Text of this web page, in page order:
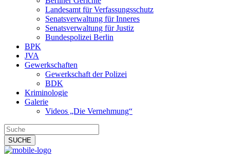
Landesamt für Verfassungsschutz
Senatsverwaltung für Inneres
Senatsverwaltung für Justiz
Bundespolizei Berlin
BPK
JVA
Gewerkschaften
Gewerkschaft der Polizei
BDK
Kriminologie
Galerie
Videos „Die Vernehmung“